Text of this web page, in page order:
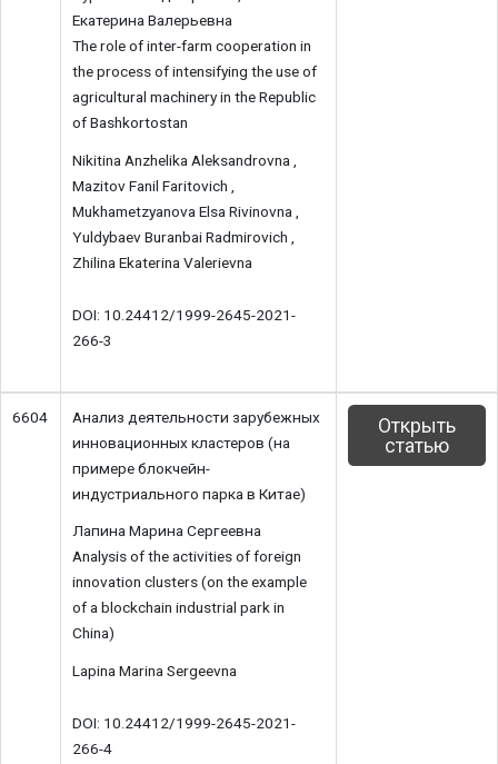
Екатерина Валерьевна
The role of inter-farm cooperation in
the process of intensifying the use of
agricultural machinery in the Republic
of Bashkortostan
Nikitina Anzhelika Aleksandrovna ,
Mazitov Fanil Faritovich ,
Mukhametzyanova Elsa Rivinovna ,
Yuldybaev Buranbai Radmirovich ,
Zhilina Ekaterina Valerievna
DOI: 10.24412/1999-2645-2021-
266-3
6604
Анализ деятельности зарубежных
инновационных кластеров (на
примере блокчейн-
индустриального парка в Китае)
Лапина Марина Сергеевна
Analysis of the activities of foreign
innovation clusters (on the example
of a blockchain industrial park in
China)
Lapina Marina Sergeevna
DOI: 10.24412/1999-2645-2021-
266-4
Открыть
статью